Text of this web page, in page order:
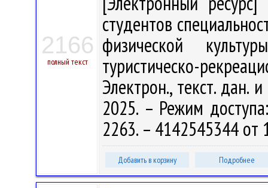
2166
полный текст
студентов
физической
туристическо-
Электрон., текст. дан.
2025. – Режим
2263. – 4142545344 от
Добавить в корзину Подробнее